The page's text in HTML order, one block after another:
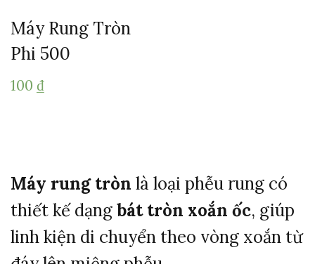
Máy Rung Tròn
Phi 500
100 ₫
Máy rungtròn là loại phễu rung có
thiếtkếdạngbáttròn xoắn ốc, giúp
linhkiện di chuyển theo vòng xoắn từ